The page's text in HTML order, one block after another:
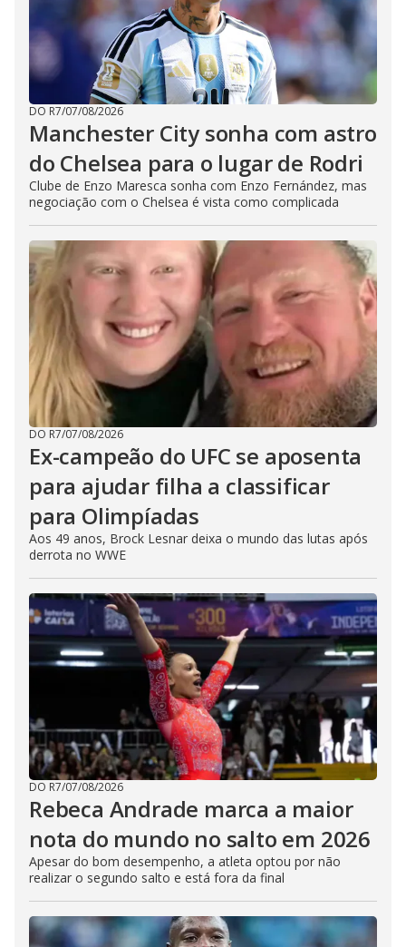
DO R7/07/08/2026
Manchester City sonha com astro
do Chelsea para o lugar de Rodri
Clube de Enzo Maresca sonha com Enzo Fernández, mas
negociação com o Chelsea é vista como complicada
DO R7/07/08/2026
Ex-campeão do UFC se aposenta
para ajudar filha a classificar
para Olimpíadas
Aos 49 anos, Brock Lesnar deixa o mundo das lutas após
derrota no WWE
DO R7/07/08/2026
Rebeca Andrade marca a maior
nota do mundo no salto em 2026
Apesar do bom desempenho, a atleta optou por não
realizar o segundo salto e está fora da final